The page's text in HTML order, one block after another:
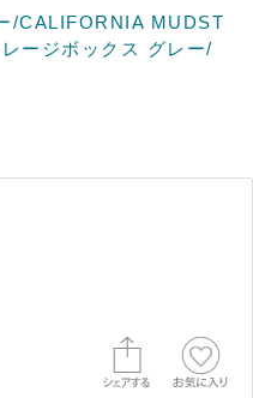
/CALIFORNIA MUDST
ージボックス グレー/